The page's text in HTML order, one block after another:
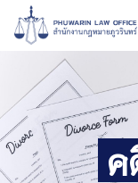
ค